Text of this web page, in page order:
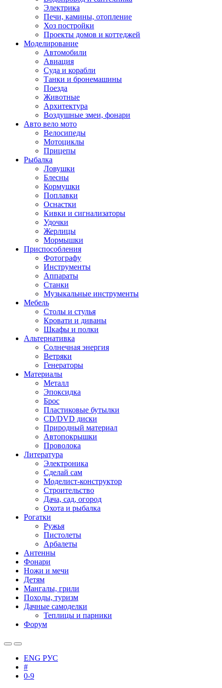
Электрика
Печи, камины, отопление
Хоз постройки
Проекты домов и коттеджей
Моделирование
Автомобили
Авиация
Суда и корабли
Танки и бронемашины
Поезда
Животные
Архитектура
Воздушные змеи, фонари
Авто вело мото
Велосипеды
Мотоциклы
Прицепы
Рыбалка
Ловушки
Блесны
Кормушки
Поплавки
Оснастки
Кивки и сигнализаторы
Удочки
Жерлицы
Мормышки
Приспособления
Фотографу
Инструменты
Аппараты
Станки
Музыкальные инструменты
Мебель
Столы и стулья
Кровати и диваны
Шкафы и полки
Альтернативка
Солнечная энергия
Ветряки
Генераторы
Материалы
Металл
Эпоксидка
Брос
Пластиковые бутылки
CD/DVD диски
Природный материал
Автопокрышки
Проволока
Литература
Электроника
Сделай сам
Моделист-конструктор
Строительство
Дача, сад, огород
Охота и рыбалка
Рогатки
Ружья
Пистолеты
Арбалеты
Антенны
Фонари
Ножи и мечи
Детям
Мангалы, грили
Походы, туризм
Дачные самоделки
Теплицы и парники
Форум
ENG РУС
#
0-9